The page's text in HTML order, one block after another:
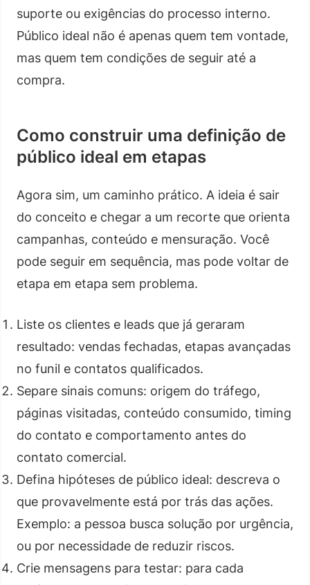
suporte ou exigências do processo interno.
Público ideal não é apenas quem tem vontade,
mas quem tem condições de seguir até a
compra.
Como construir uma definição de
público ideal em etapas
Agora sim, um caminho prático. A ideia é sair
do conceito e chegar a um recorte que orienta
campanhas, conteúdo e mensuração. Você
pode seguir em sequência, mas pode voltar de
etapa em etapa sem problema.
Liste os clientes e leads que já geraram
resultado: vendas fechadas, etapas avançadas
no funil e contatos qualificados.
Separe sinais comuns: origem do tráfego,
páginas visitadas, conteúdo consumido, timing
do contato e comportamento antes do
contato comercial.
Defina hipóteses de público ideal: descreva o
que provavelmente está por trás das ações.
Exemplo: a pessoa busca solução por urgência,
ou por necessidade de reduzir riscos.
Crie mensagens para testar: para cada